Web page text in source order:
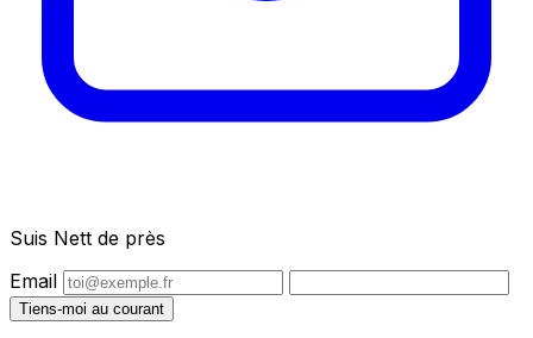
Suis Nett de près
Email
Tiens-moi au courant